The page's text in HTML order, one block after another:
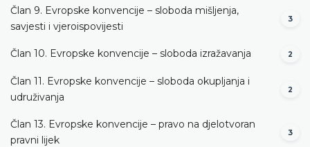
Član 9. Evropske konvencije – sloboda mišljenja,
savjesti i vjeroispovijesti
3
Član 10. Evropske konvencije – sloboda izražavanja 2
Član 11. Evropske konvencije – sloboda okupljanja i
udruživanja
2
Član 13. Evropske konvencije – pravo na djelotvoran
pravni lijek
3